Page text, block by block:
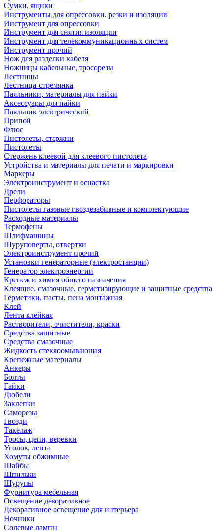
Сумки, ящики
Инструменты для опрессовки, резки и изоляции
Инструмент для опрессовки
Инструмент для снятия изоляции
Инструмент для телекоммуникационных систем
Инструмент прочий
Нож для разделки кабеля
Ножницы кабельные, тросорезы
Лестницы
Лестница-стремянка
Паяльники, материалы для пайки
Аксессуары для пайки
Паяльник электрический
Припой
Флюс
Пистолеты, стержни
Пистолеты
Стержень клеевой для клеевого пистолета
Устройства и материалы для печати и маркировки
Маркеры
Электроинструмент и оснастка
Дрели
Перфораторы
Пистолеты газовые гвоздезабивные и комплектующие
Расходные материалы
Термофены
Шлифмашины
Шуруповерты, отвертки
Электроинструмент прочий
Установки генераторные (электростанции)
Генератор электроэнергии
Крепеж и химия общего назначения
Клеящие, смазочные, герметизирующие и защитные средства
Герметики, пасты, пена монтажная
Клей
Лента клейкая
Растворители, очистители, краски
Средства защитные
Средства смазочные
Жидкость стеклоомывающая
Крепежные материалы
Анкеры
Болты
Гайки
Дюбели
Заклепки
Саморезы
Гвозди
Такелаж
Тросы, цепи, веревки
Уголок, лента
Хомуты обжимные
Шайбы
Шпильки
Шурупы
Фурнитура мебельная
Освещение декоративное
Декоративное освещение для интерьера
Ночники
Солевые лампы